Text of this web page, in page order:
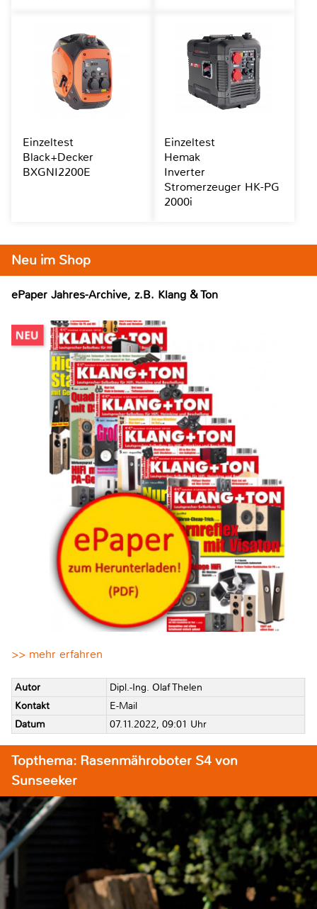
Neu im Shop
ePaper Jahres-Archive, z.B. Klang & Ton
>> mehr erfahren
Autor
Dipl.-Ing. Olaf Thelen
Kontakt
E-Mail
Datum
07.11.2022, 09:01 Uhr
Topthema: Rasenmähroboter S4 von
Sunseeker
Einzeltest
Black+Decker
BXGNI2200E
Einzeltest
Hemak
Inverter
Stromerzeuger HK-PG
2000i